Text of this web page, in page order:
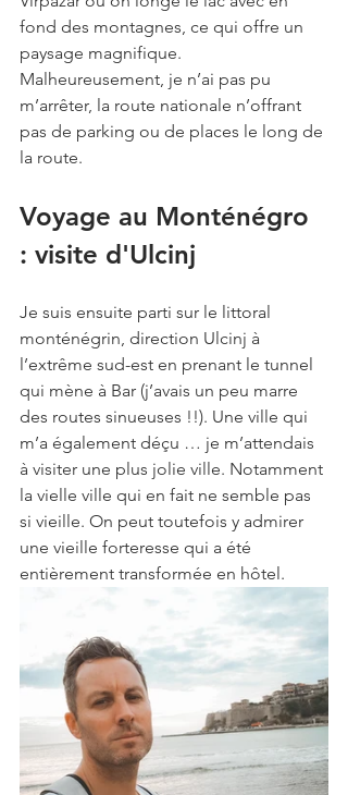
fond des montagnes, ce qui offre un
paysage magnifique.
Malheureusement, je n’ai pas pu
m’arrêter, la route nationale n’offrant
pas de parking ou de places le long de
la route.
Voyage au Monténégro
: visite d'Ulcinj
Je suis ensuite parti sur le littoral
monténégrin, direction Ulcinj à
l’extrême sud-est en prenant le tunnel
qui mène à Bar (j’avais un peu marre
des routes sinueuses !!). Une ville qui
m’a également déçu … je m’attendais
à visiter une plus jolie ville. Notamment
la vielle ville qui en fait ne semble pas
si vieille. On peut toutefois y admirer
une vieille forteresse qui a été
entièrement transformée en hôtel.